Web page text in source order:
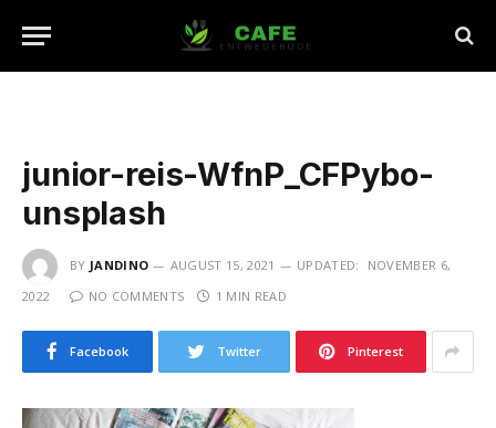
junior-reis-WfnP_CFPybo-
unsplash
BY JANDINO AUGUST 15, 2021 UPDATED:
NOVEMBER 6,
2022
NO COMMENTS 1 MIN READ
Facebook Twitter Pinterest